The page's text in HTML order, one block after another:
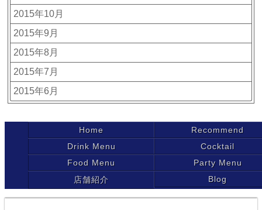
2015年10月
2015年9月
2015年8月
2015年7月
2015年6月
Home
Recommend
Drink Menu
Cocktail
Food Menu
Party Menu
店舗紹介
Blog